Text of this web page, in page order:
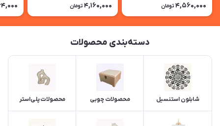
4,560,000 تومان 4,160,000 تومان
دسته‌بندی محصولات
شابلون استنسیل محصولات چوبی محصولات پلی‌استر